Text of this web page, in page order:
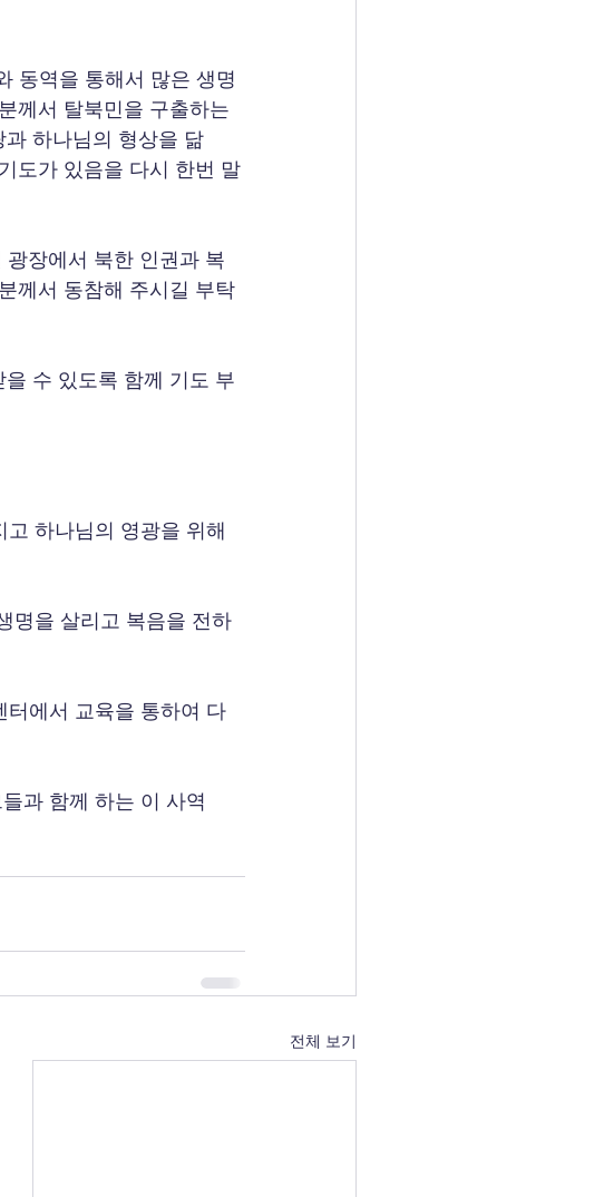
동역을 통해서 많은 생명
께서 탈북민을 구출하는
하나님의 형상을 닮
도가 있음을 다시 한번 말
광장에서 북한 인권과 복
께서 동참해 주시길 부탁
수 있도록 함께 기도 부
하나님의 영광을 위해
명을 살리고 복음을 전하
에서 교육을 통하여 다
과 함께 하는 이 사역
전체 보기